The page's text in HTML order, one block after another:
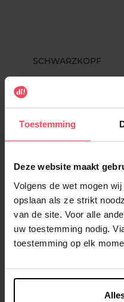
Toestemming
Deze website maakt
Volgens de wet mogen
opslaan als ze strikt
van de site. Voor alle
uw toestemming nodig.
toestemming op elk
SCHWARZKOPF
Shampoo Anti-Roos 400ML
ULTRA DOUX
Honing Goud Shampoo